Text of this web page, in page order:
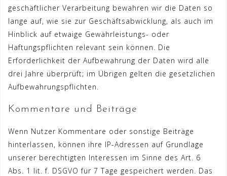
geschäftlicher Verarbeitung bewahren wir die Daten so
lange auf, wie sie zur Geschäftsabwicklung, als auch im
Hinblick auf etwaige Gewährleistungs- oder
Haftungspflichten relevant sein können. Die
Erforderlichkeit der Aufbewahrung der Daten wird alle
drei Jahre überprüft; im Übrigen gelten die gesetzlichen
Aufbewahrungspflichten.
Kommentare und Beiträge
Wenn Nutzer Kommentare oder sonstige Beiträge
hinterlassen, können ihre IP-Adressen auf Grundlage
unserer berechtigten Interessen im Sinne des Art. 6
Abs. 1 lit. f. DSGVO für 7 Tage gespeichert werden. Das